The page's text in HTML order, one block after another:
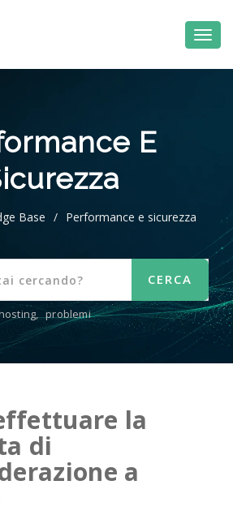
E
Base / Performance e sicurezza
, problemi
la
di
a